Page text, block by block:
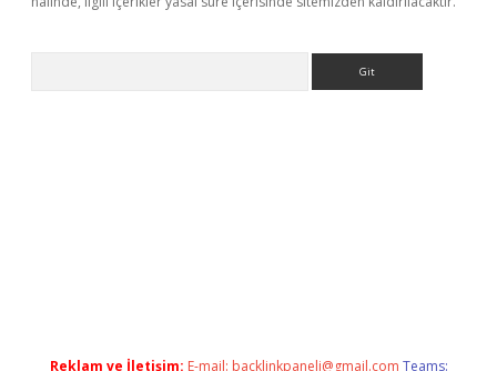
Reklam ve İletişim: E-mail: backlinkpaneli@gmail.com Teams: